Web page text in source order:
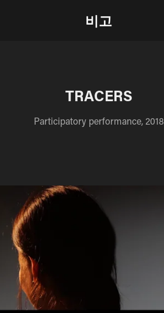
비고
TRACERS
Participatory performance, 2018